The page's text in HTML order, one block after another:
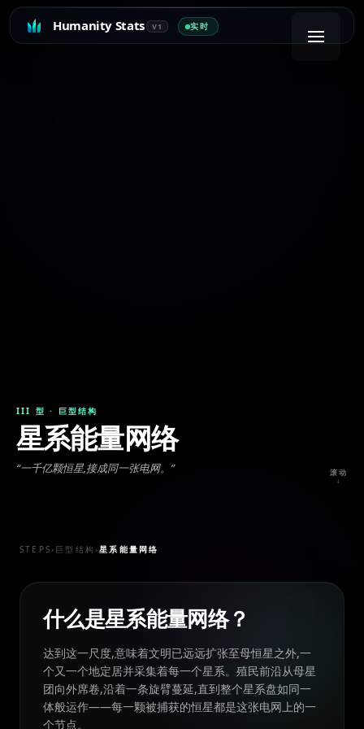
Humanity Stats V1 实时
III 型 · 巨型结构
星系能量网络
“一千亿颗恒星,接成同一张电网。 ” 滚动
↓
STEPS › 巨型结构 ›星系能量网络
什么是星系能量网络？
达到这一尺度,意味着文明已远远扩张至母恒星之外,一
个又一个地定居并采集着每一个星系。殖民前沿从母星
团向外席卷,沿着一条旋臂蔓延,直到整个星系盘如同一
体般运作——每一颗被捕获的恒星都是这张电网上的一
个节点。